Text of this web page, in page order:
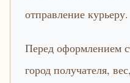
отправление курьеру.
Перед оформлением
город получателя,